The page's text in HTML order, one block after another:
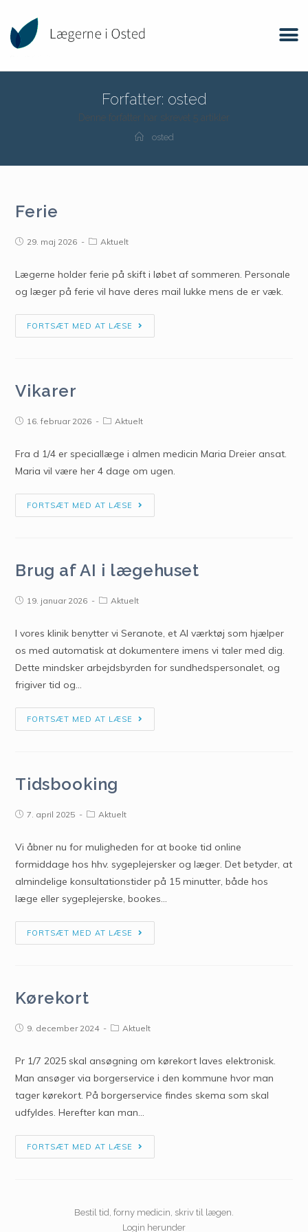
Forfatter: osted
Denne forfatter har skrevet 5 artikler
osted
Ferie
29. maj 2026 Aktuelt
Lægerne holder ferie på skift i løbet af sommeren. Personale
og læger på ferie vil have deres mail lukke mens de er væk.
FORTSÆT MED AT LÆSE
Vikarer
16. februar 2026 Aktuelt
Fra d 1/4 er speciallæge i almen medicin Maria Dreier ansat.
Maria vil være her 4 dage om ugen.
FORTSÆT MED AT LÆSE
Brug af AI i lægehuset
19. januar 2026 Aktuelt
I vores klinik benytter vi Seranote, et AI værktøj som hjælper
os med automatisk at dokumentere imens vi taler med dig.
Dette mindsker arbejdsbyrden for sundhedspersonalet, og
frigiver tid og…
FORTSÆT MED AT LÆSE
Tidsbooking
7. april 2025 Aktuelt
Vi åbner nu for muligheden for at booke tid online
formiddage hos hhv. sygeplejersker og læger. Det betyder, at
almindelige konsultationstider på 15 minutter, både hos
læge eller sygeplejerske, bookes…
FORTSÆT MED AT LÆSE
Kørekort
9. december 2024 Aktuelt
Pr 1/7 2025 skal ansøgning om kørekort laves elektronisk.
Man ansøger via borgerservice i den kommune hvor man
tager kørekort. På borgerservice findes skema som skal
udfyldes. Herefter kan man…
FORTSÆT MED AT LÆSE
Bestil tid, forny medicin, skriv til lægen.
Login herunder